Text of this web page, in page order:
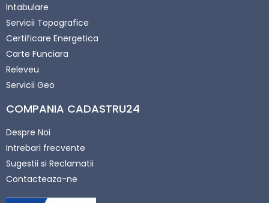
Intabulare
Servicii Topografice
Certificare Energetica
Carte Funciara
Releveu
Servicii Geo
COMPANIA CADASTRU24
Despre Noi
Intrebari frecvente
Sugestii si Reclamatii
Contacteaza-ne